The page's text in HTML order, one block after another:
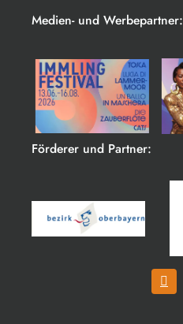
Medien- und Werbepartner:
Förderer und Partner: